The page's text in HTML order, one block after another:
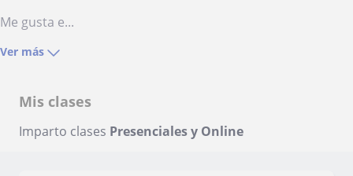
Me gusta e...
Ver más
Mis clases
Imparto clases Presenciales y Online